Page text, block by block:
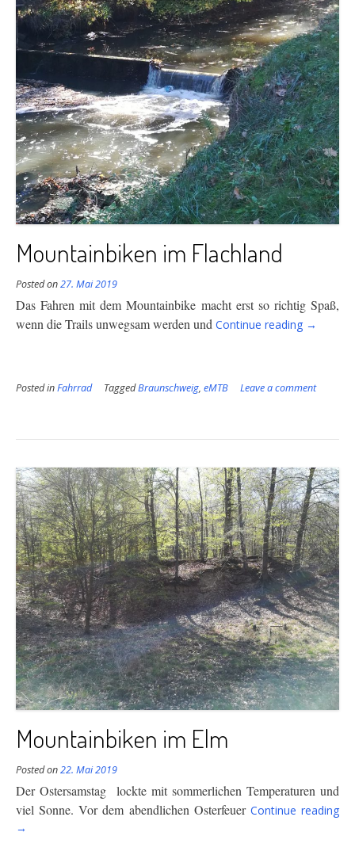
Mountainbiken im Flachland
Posted on27. Mai 2019
Das Fahren mit dem Mountainbike macht erst so richtig Spaß,
wenn die Trails unwegsam werden und Continue reading →
Posted inFahrrad TaggedBraunschweig, eMTB Leave a comment
Mountainbiken im Elm
Posted on22. Mai 2019
Der Ostersamstag lockte mit sommerlichen Temperaturen und
viel Sonne. Vor dem abendlichen Osterfeuer Continue reading
→